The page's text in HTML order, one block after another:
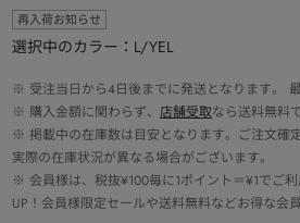
再入荷お知らせ
選択中のカラー：L/YEL
※ 受注当日から4日後までに発送となります。
※ 購入金額に関わらず、 店舗受取なら送料無料
※ 掲載中の在庫数は目安となります。ご注文確
実際の在庫状況が異なる場合がございます。
※ 会員様は、税抜¥100毎に1ポイント＝¥1でご
UP！会員様限定セールや送料無料などお得な会